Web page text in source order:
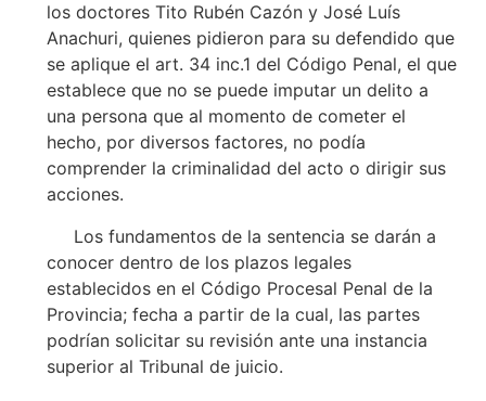
los doctores Tito Rubén Cazón y José Luís
Anachuri, quienes pidieron para su defendido que
se aplique el art. 34 inc.1 del Código Penal, el que
establece que no se puede imputar un delito a
una persona que al momento de cometer el
hecho, por diversos factores, no podía
comprender la criminalidad del acto o dirigir sus
acciones.
Los fundamentos de la sentencia se darán a
conocer dentro de los plazos legales
establecidos en el Código Procesal Penal de la
Provincia; fecha a partir de la cual, las partes
podrían solicitar su revisión ante una instancia
superior al Tribunal de juicio.